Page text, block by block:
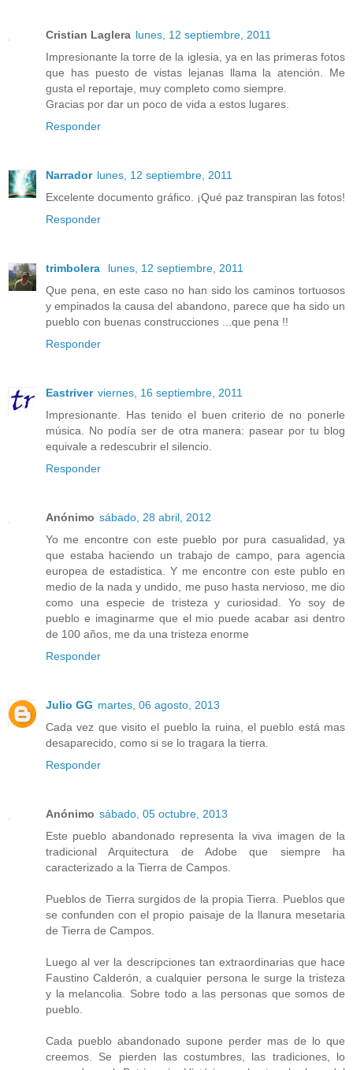
Cristian Laglera lunes, 12 septiembre, 2011
Impresionante la torre de la iglesia, ya en las primeras fotos
que has puesto de vistas lejanas llama la atención. Me
gusta el reportaje, muy completo como siempre.
Gracias por dar un poco de vida a estos lugares.
Responder
Narrador lunes, 12 septiembre, 2011
Excelente documento gráfico. ¡Qué paz transpiran las fotos!
Responder
trimbolera
lunes, 12 septiembre, 2011
Que pena, en este caso no han sido los caminos tortuosos
y empinados la causa del abandono, parece que ha sido un
pueblo con buenas construcciones ...que pena !!
Responder
Eastriver viernes, 16 septiembre, 2011
Impresionante. Has tenido el buen criterio de no ponerle
música. No podía ser de otra manera: pasear por tu blog
equivale a redescubrir el silencio.
Responder
Anónimo sábado, 28 abril, 2012
Yo me encontre con este pueblo por pura casualidad, ya
que estaba haciendo un trabajo de campo, para agencia
europea de estadistica. Y me encontre con este publo en
medio de la nada y undido, me puso hasta nervioso, me dio
como una especie de tristeza y curiosidad. Yo soy de
pueblo e imaginarme que el mio puede acabar asi dentro
de 100 años, me da una tristeza enorme
Responder
Julio GG martes, 06 agosto, 2013
Cada vez que visito el pueblo la ruina, el pueblo está mas
desaparecido, como si se lo tragara la tierra.
Responder
Anónimo sábado, 05 octubre, 2013
Este pueblo abandonado representa la viva imagen de la
tradicional Arquitectura de Adobe que siempre ha
caracterizado a la Tierra de Campos.
Pueblos de Tierra surgidos de la propia Tierra. Pueblos que
se confunden con el propio paisaje de la llanura mesetaria
de Tierra de Campos.
Luego al ver la descripciones tan extraordinarias que hace
Faustino Calderón, a cualquier persona le surge la tristeza
y la melancolia. Sobre todo a las personas que somos de
pueblo.
Cada pueblo abandonado supone perder mas de lo que
creemos. Se pierden las costumbres, las tradiciones, lo